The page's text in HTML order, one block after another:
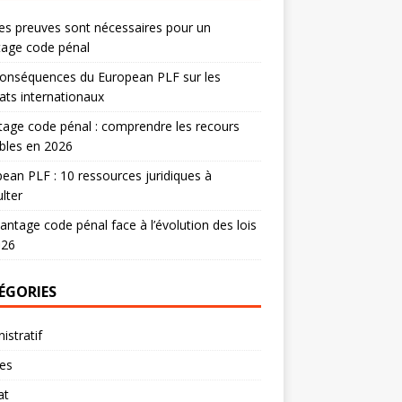
preuves sont nécessaires pour un
code pénal
du European PLF sur les
internationaux
code pénal : comprendre les recours
en 2026
PLF : 10 ressources juridiques à
code pénal face à l’évolution des lois